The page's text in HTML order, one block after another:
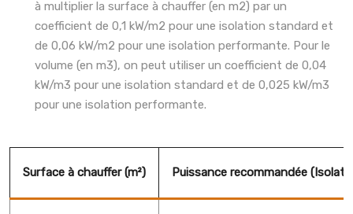
à multiplier la surface à chauffer (en m2) par un
coefficient de 0,1 kW/m2 pour une isolation standard et
de 0,06 kW/m2 pour une isolation performante. Pour le
volume (en m3), on peut utiliser un coefficient de 0,04
kW/m3 pour une isolation standard et de 0,025 kW/m3
pour une isolation performante.
Surface à chauffer (m²) Puissance recommandée